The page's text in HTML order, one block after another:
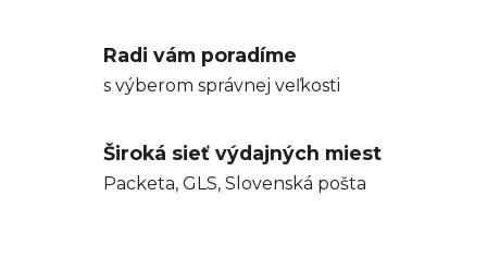
Radi vám poradíme
s výberom správnej veľkosti
Široká sieť výdajných miest
Packeta, GLS, Slovenská pošta